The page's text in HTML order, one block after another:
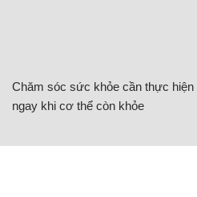
Chăm sóc sức khỏe cần thực hiện
ngay khi cơ thể còn khỏe